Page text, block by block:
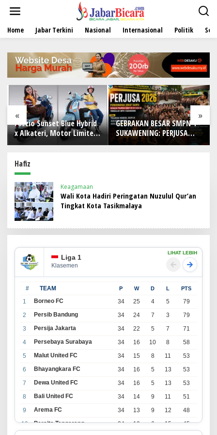
t
Home Jabar Terkini Nasional Internasional Politik
« »
Fazzio Sunset Blue Hybrid
x Alkateri, Motor Limited
Edition Buat Nyempurnain
GEBRAKAN BESAR SMPN 1
SUKAWENING: PERJUSA
2026 TEMPA KARAKTER,
Hafiz
Keagamaan
Wali Kota Hadiri Peringatan Nuzulul Qur’an
Tingkat Kota Tasikmalaya
Liga 1
Klasemen
LIHAT LEBIH
# TEAM P W D L PTS
1 Borneo FC 34 25 4 5
79
2
Persib Bandung 34 24 7 3
79
3
Persija Jakarta 34 22 5 7
71
4
Persebaya Surabaya 34 16 10 8
58
5
Malut United FC 34 15 8 11
53
6
Bhayangkara FC 34 16 5 13
53
7
Dewa United FC 34 16 5 13
53
8
Bali United FC 34 14 9 11
51
9
Arema FC 34 13 9 12
48
10
Persita Tangerang 34 13 6 15
45